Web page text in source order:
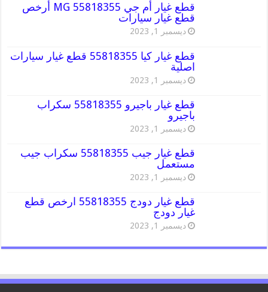
قطع غيار أم جي MG 55818355 أرخص
قطع غيار سيارات
ديسمبر 1, 2023
قطع غيار كيا 55818355 قطع غيار سيارات
اصلية
ديسمبر 1, 2023
قطع غيار باجيرو 55818355 سكراب
باجيرو
ديسمبر 1, 2023
قطع غيار جيب 55818355 سكراب جيب
مستعمل
ديسمبر 1, 2023
قطع غيار دودج 55818355 ارخص قطع
غيار دودج
ديسمبر 1, 2023